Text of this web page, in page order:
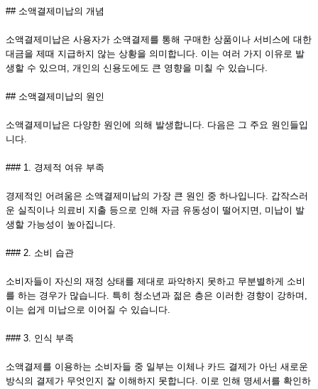
## 소액결제미납의 개념
소액결제미납은 사용자가 소액결제를 통해 구매한 상품이나 서비스에 대한
대금을 제때 지급하지 않는 상황을 의미합니다. 이는 여러 가지 이유로 발
생할 수 있으며, 개인의 신용도에도 큰 영향을 미칠 수 있습니다.
## 소액결제미납의 원인
소액결제미납은 다양한 원인에 의해 발생합니다. 다음은 그 주요 원인들입
니다.
### 1. 경제적 여유 부족
경제적인 어려움은 소액결제미납의 가장 큰 원인 중 하나입니다. 갑작스러
운 실직이나 의료비 지출 등으로 인해 자금 유동성이 떨어지면, 미납이 발
생할 가능성이 높아집니다.
### 2. 소비 습관
소비자들이 자신의 재정 상태를 제대로 파악하지 못하고 무분별하게 소비
를 하는 경우가 많습니다. 특히 청소년과 젊은 층은 이러한 경향이 강하며,
이는 쉽게 미납으로 이어질 수 있습니다.
### 3. 인식 부족
소액결제를 이용하는 소비자들 중 일부는 이체나 카드 결제가 아닌 새로운
방식의 결제가 무엇인지 잘 이해하지 못합니다. 이로 인해 명세서를 확인하